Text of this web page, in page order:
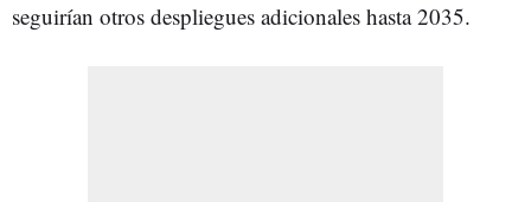
seguirían otros despliegues adicionales hasta 2035.